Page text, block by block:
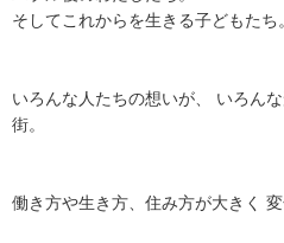
そしてこれからを生きる子どもたち。
いろんな人たちの想いが、 いろん
街。
働き方や生き方、住み方が大きく